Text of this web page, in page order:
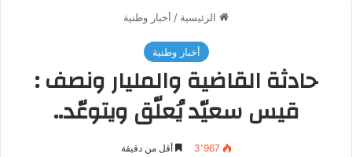
الرئيسية / أخبار وطنية
أخبار وطنية
حادثة القاضية والمليار ونصف :
قيس سعيّد يُعلّق ويتوعّد..
3٬967 أقل من دقيقة